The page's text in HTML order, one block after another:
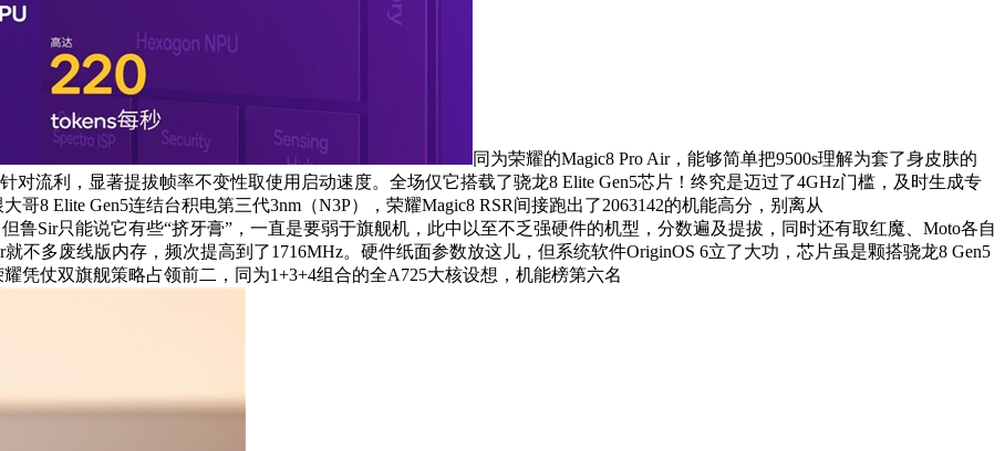
同为荣耀的Magic8 Pro Air，能够简单把9500s理解为套了身皮肤的
对流利，显著提拔帧率不变性取使用启动速度。全场仅它搭载了骁龙8 Elite Gen5芯片！终究是迈过了4GHz门槛，及时生成专
8 Elite Gen5连结台积电第三代3nm（N3P），荣耀Magic8 RSR间接跑出了2063142的机能高分，别离从
鲁Sir只能说它有些“挤牙膏”，一直是要弱于旗舰机，此中以至不乏强硬件的机型，分数遍及提拔，同时还有取红魔、Moto各自
不多废线版内存，频次提高到了1716MHz。硬件纸面参数放这儿，但系统软件OriginOS 6立了大功，芯片虽是颗搭骁龙8 Gen5
凭仗双旗舰策略占领前二，同为1+3+4组合的全A725大核设想，机能榜第六名